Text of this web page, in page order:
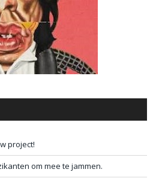
project!
om mee te jammen.